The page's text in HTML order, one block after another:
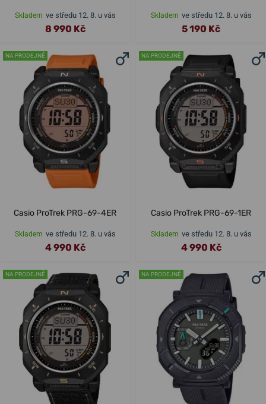
Skladem ve středu 12. 8. u vás
8 990 Kč
Skladem ve středu 12. 8. u vás
5 190 Kč
NA PRODEJNĚ
Casio ProTrek PRG-69-4ER
Skladem ve středu 12. 8. u vás
4 990 Kč
NA PRODEJNĚ
Casio ProTrek PRG-69-1ER
Skladem ve středu 12. 8. u vás
4 990 Kč
NA PRODEJNĚ NA PRODEJNĚ